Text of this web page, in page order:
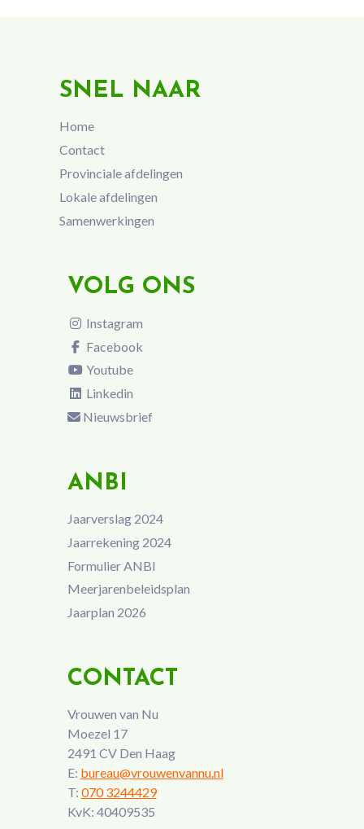
SNEL NAAR
Home
Contact
Provinciale afdelingen
Lokale afdelingen
Samenwerkingen
VOLG ONS
Instagram
Facebook
Youtube
Linkedin
Nieuwsbrief
ANBI
Jaarverslag 2024
Jaarrekening 2024
Formulier ANBI
Meerjarenbeleidsplan
Jaarplan 2026
CONTACT
Vrouwen van Nu
Moezel 17
2491 CV Den Haag
E: bureau@vrouwenvannu.nl
T: 070 3244429
KvK: 40409535